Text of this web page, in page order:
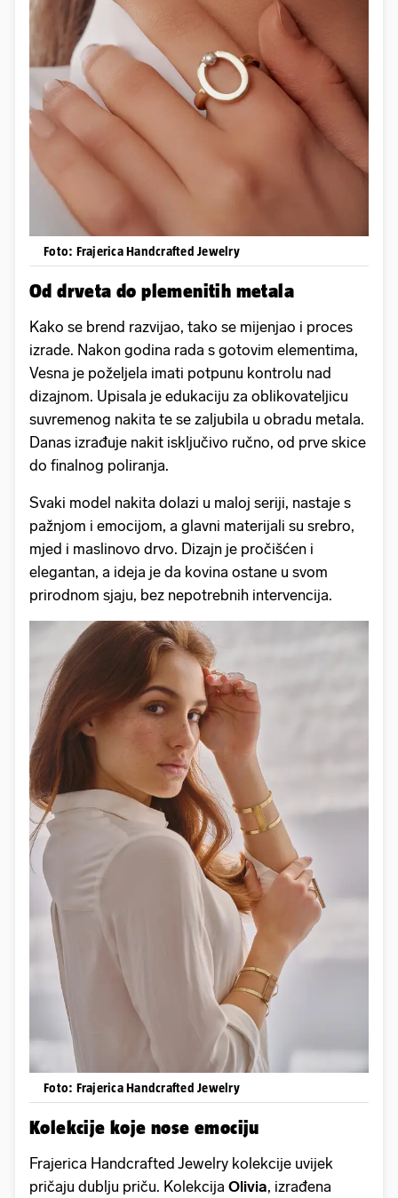
Foto: Frajerica Handcrafted Jewelry
Od drveta do plemenitih metala
Kako se brend razvijao, tako se mijenjao i proces
izrade. Nakon godina rada s gotovim elementima,
Vesna je poželjela imati potpunu kontrolu nad
dizajnom. Upisala je edukaciju za oblikovateljicu
suvremenog nakita te se zaljubila u obradu metala.
Danas izrađuje nakit isključivo ručno, od prve skice
do finalnog poliranja.
Svaki model nakita dolazi u maloj seriji, nastaje s
pažnjom i emocijom, a glavni materijali su srebro,
mjed i maslinovo drvo. Dizajn je pročišćen i
elegantan, a ideja je da kovina ostane u svom
prirodnom sjaju, bez nepotrebnih intervencija.
Foto: Frajerica Handcrafted Jewelry
Kolekcije koje nose emociju
Frajerica Handcrafted Jewelry kolekcije uvijek
pričaju dublju priču. Kolekcija Olivia, izrađena